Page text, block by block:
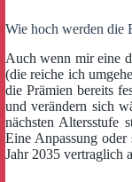
Wie hoch werden die
Auch wenn mir eine
(die reiche ich
die Prämien bereits
und verändern sich
nächsten Altersstufe
Eine Anpassung
Jahr 2035 vertraglich